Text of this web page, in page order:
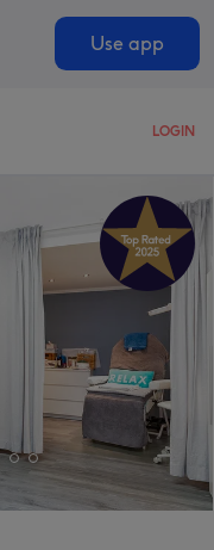
Use app
LOGIN